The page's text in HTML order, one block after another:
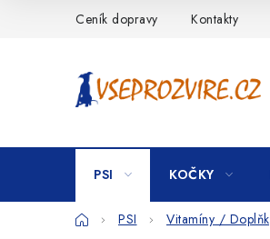
Ceník dopravy Kontakty
PSI KOČKY
DomůPSI Vitamíny /